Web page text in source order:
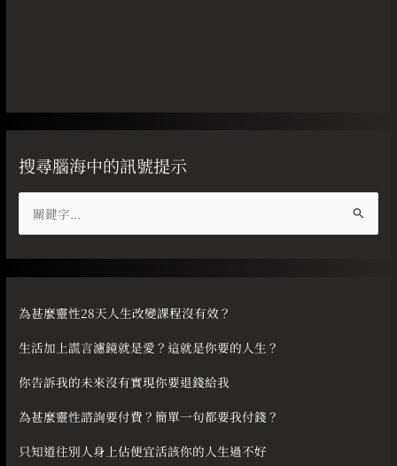
搜尋腦海中的訊號提示
尋
關
字
為甚麼靈性28天人生改變課程沒有效？
生活加上謊言濾鏡就是愛？這就是你要的人生？
你告訴我的未來沒有實現你要退錢給我
為甚麼靈性諮詢要付費？簡單一句都要我付錢？
只知道往別人身上佔便宜活該你的人生過不好